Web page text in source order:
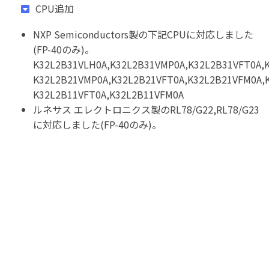
CPU追加
NXP Semiconductors製の下記CPUに対応しました
(FP-40のみ)。
K32L2B11VFT0A,K32L2B11VFM0A
ルネサス エレクトロニクス製のRL78/G22,RL78/G23
に対応しました(FP-40のみ)。